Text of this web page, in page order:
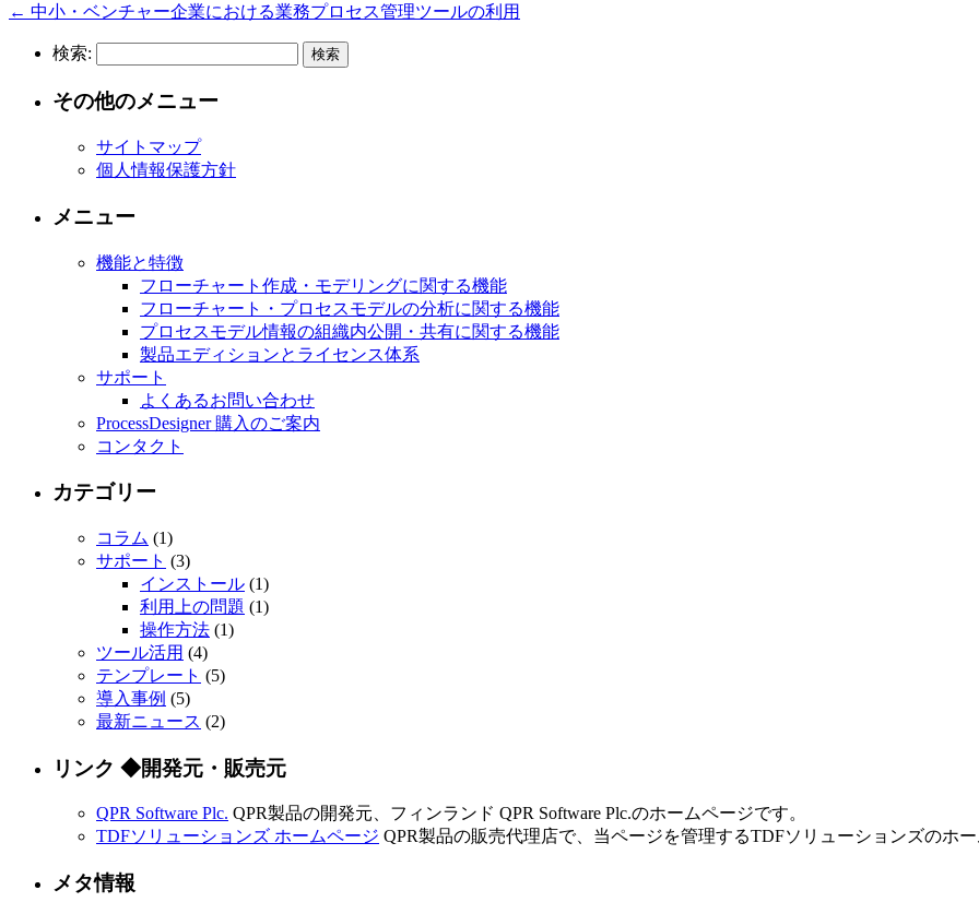
← 中小・ベンチャー企業における業務プロセス管理ツールの利用
検索:
その他のメニュー
サイトマップ
個人情報保護方針
メニュー
機能と特徴
フローチャート作成・モデリングに関する機能
フローチャート・プロセスモデルの分析に関する機能
プロセスモデル情報の組織内公開・共有に関する機能
製品エディションとライセンス体系
サポート
よくあるお問い合わせ
ProcessDesigner 購入のご案内
コンタクト
カテゴリー
コラム (1)
サポート (3)
インストール (1)
利用上の問題 (1)
操作方法 (1)
ツール活用 (4)
テンプレート (5)
導入事例 (5)
最新ニュース (2)
リンク ◆開発元・販売元
QPR Software Plc. QPR製品の開発元、フィンランド QPR Software Plc.のホームページです。
TDFソリューションズ ホームページ QPR製品の販売代理店で、当ページを管理するTDFソリューションズのホー
メタ情報